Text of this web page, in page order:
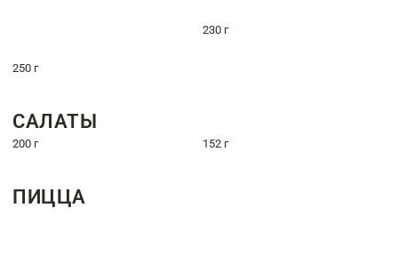
230 г
250 г
САЛАТЫ
200 г 152 г
ПИЦЦА